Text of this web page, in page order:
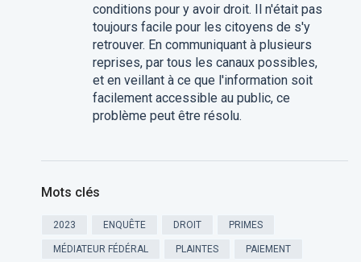
conditions pour y avoir droit. Il n'était pas
toujours facile pour les citoyens de s'y
retrouver. En communiquant à plusieurs
reprises, par tous les canaux possibles,
et en veillant à ce que l'information soit
facilement accessible au public, ce
problème peut être résolu.
Mots clés
2023 ENQUÊTE DROIT PRIMES
MÉDIATEUR FÉDÉRAL PLAINTES PAIEMENT